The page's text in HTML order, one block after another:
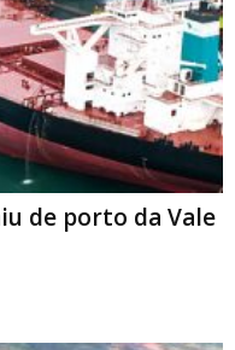
de porto da Vale